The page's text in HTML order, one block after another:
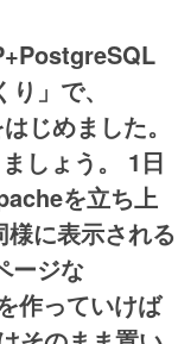
」で、
じめました。
しょう。 1日
を立ち上
に表示される
ージな
作っていけば